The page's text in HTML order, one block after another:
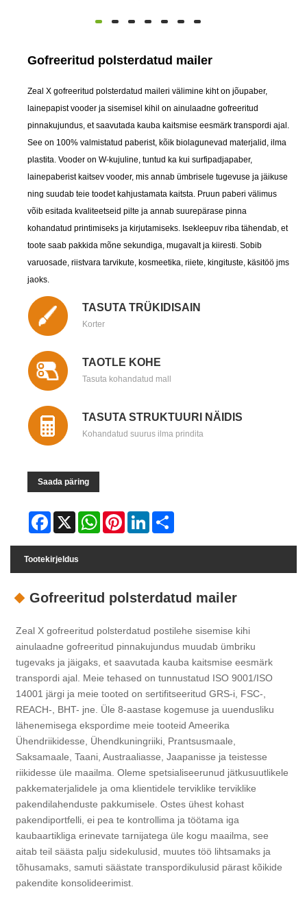
Gofreeritud polsterdatud mailer
Zeal X gofreeritud polsterdatud maileri välimine kiht on jõupaber,
lainepapist vooder ja sisemisel kihil on ainulaadne gofreeritud
pinnakujundus, et saavutada kauba kaitsmise eesmärk transpordi ajal.
See on 100% valmistatud paberist, kõik biolagunevad materjalid, ilma
plastita. Vooder on W-kujuline, tuntud ka kui surfipadjapaber,
lainepaberist kaitsev vooder, mis annab ümbrisele tugevuse ja jäikuse
ning suudab teie toodet kahjustamata kaitsta. Pruun paberi välimus
võib esitada kvaliteetseid pilte ja annab suurepärase pinna
kohandatud printimiseks ja kirjutamiseks. Isekleepuv riba tähendab, et
toote saab pakkida mõne sekundiga, mugavalt ja kiiresti. Sobib
varuosade, riistvara tarvikute, kosmeetika, riiete, kingituste, käsitöö jms
jaoks.
TASUTA TRÜKIDISAIN
Korter
TAOTLE KOHE
Tasuta kohandatud mall
TASUTA STRUKTUURI NÄIDIS
Kohandatud suurus ilma prindita
Saada päring
Facebook
X WhatsAppPinterestLinkedIn
Tootekirjeldus
Gofreeritud polsterdatud mailer
Zeal X gofreeritud polsterdatud postilehe sisemise kihi
ainulaadne gofreeritud pinnakujundus muudab ümbriku
tugevaks ja jäigaks, et saavutada kauba kaitsmise eesmärk
transpordi ajal. Meie tehased on tunnustatud ISO 9001/ISO
14001 järgi ja meie tooted on sertifitseeritud GRS-i, FSC-,
REACH-, BHT- jne. Üle 8-aastase kogemuse ja uuendusliku
lähenemisega ekspordime meie tooteid Ameerika
Ühendriikidesse, Ühendkuningriiki, Prantsusmaale,
Saksamaale, Taani, Austraaliasse, Jaapanisse ja teistesse
riikidesse üle maailma. Oleme spetsialiseerunud jätkusuutlikele
pakkematerjalidele ja oma klientidele terviklike terviklike
pakendilahenduste pakkumisele. Ostes ühest kohast
pakendiportfelli, ei pea te kontrollima ja töötama iga
kaubaartikliga erinevate tarnijatega üle kogu maailma, see
aitab teil säästa palju sidekulusid, muutes töö lihtsamaks ja
tõhusamaks, samuti säästate transpordikulusid pärast kõikide
pakendite konsolideerimist.